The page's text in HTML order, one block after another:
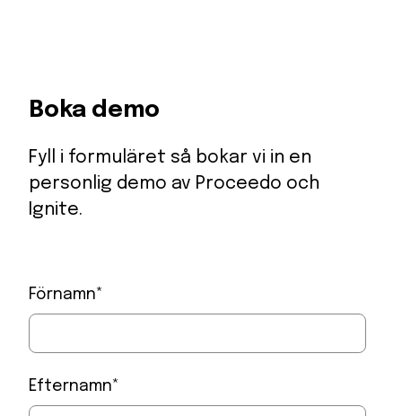
Databaseför att hämta utsläppsdata kring olika
Boka demo
Fyll i formuläret så bokar vi in en
personlig demo av Proceedo och
Ignite.
Förnamn*
Efternamn*